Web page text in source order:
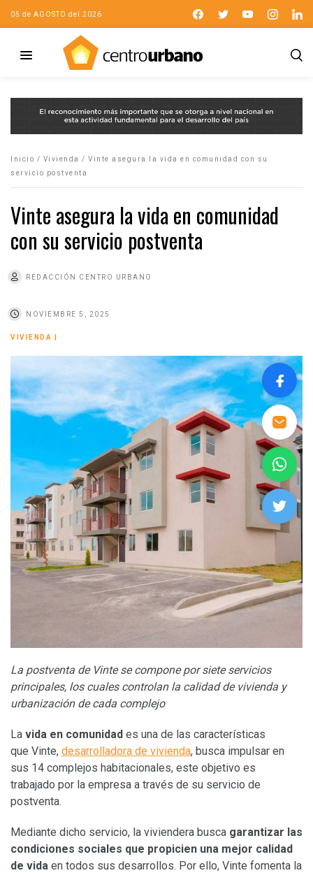
05 de AGOSTO del 2026
Inicio / Vivienda / Vinte asegura la vida en comunidad con su
servicio postventa
Vinte asegura la vida en comunidad
con su servicio postventa
REDACCIÓN CENTRO URBANO
NOVIEMBRE 5, 2025
VIVIENDA
La postventa de Vinte se compone por siete servicios
principales, los cuales controlan la calidad de vivienda y
urbanización de cada complejo
La vida en comunidad es una de las características
que Vinte, desarrolladora de vivienda, busca impulsar en
sus 14 complejos habitacionales, este objetivo es
trabajado por la empresa a través de su servicio de
postventa.
Mediante dicho servicio, la viviendera busca garantizar las
condiciones sociales que propicien una mejor calidad
de vida en todos sus desarrollos. Por ello, Vinte fomenta la